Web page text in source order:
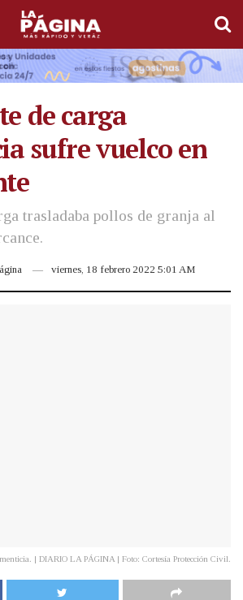
de carga
sufre vuelco en
trasladaba pollos de granja al
viernes, 18 febrero 2022 5:01 AM
| DIARIO LA PÁGINA | Foto: Cortesía Protección Civil.